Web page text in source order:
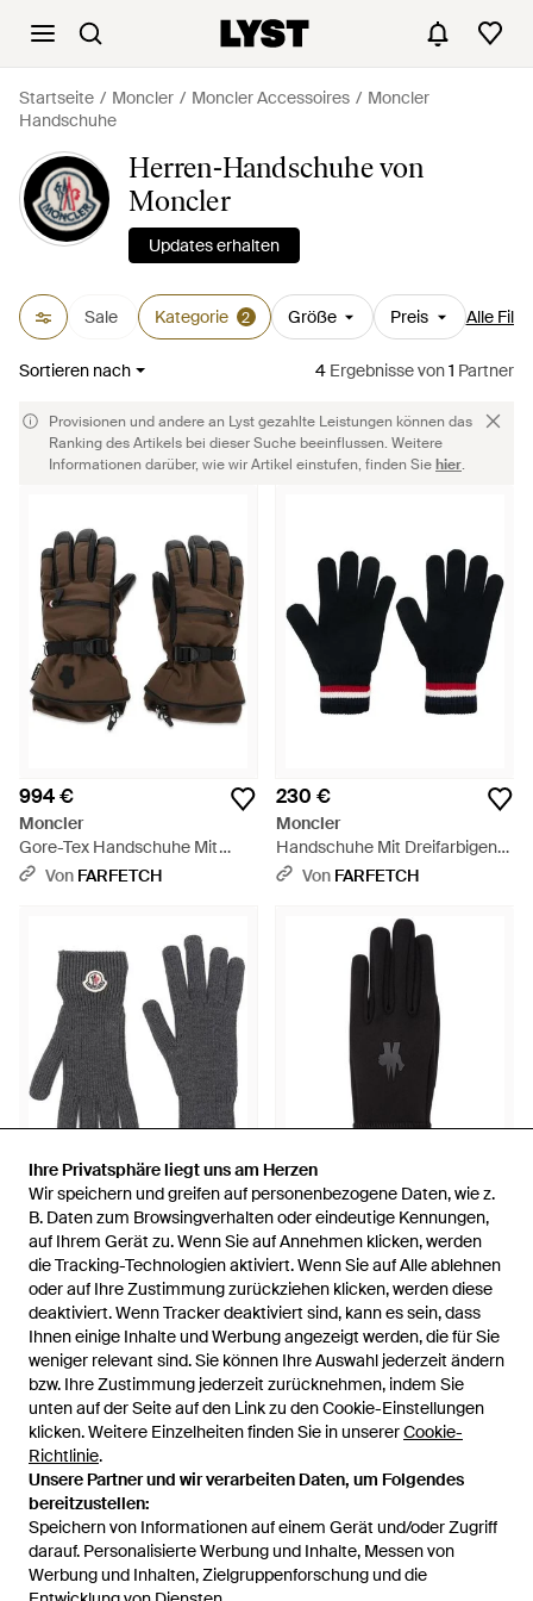
Ihre Privatsphäre liegt uns am Herzen
Wir speichern und greifen auf personenbezogene Daten, wie z.
B. Daten zum Browsingverhalten oder eindeutige Kennungen,
auf Ihrem Gerät zu. Wenn Sie auf Annehmen klicken, werden
die Tracking-Technologien aktiviert. Wenn Sie auf Alle ablehnen
oder auf Ihre Zustimmung zurückziehen klicken, werden diese
deaktiviert. Wenn Tracker deaktiviert sind, kann es sein, dass
Ihnen einige Inhalte und Werbung angezeigt werden, die für Sie
weniger relevant sind. Sie können Ihre Auswahl jederzeit ändern
bzw. Ihre Zustimmung jederzeit zurücknehmen, indem Sie
unten auf der Seite auf den Link zu den Cookie-Einstellungen
klicken. Weitere Einzelheiten finden Sie in unsererCookie-
Richtlinie.
Unsere Partner und wir verarbeiten Daten, um Folgendes
bereitzustellen:
Speichern von Informationen auf einem Gerät und/oder Zugriff
darauf. Personalisierte Werbung und Inhalte, Messen von
Werbung und Inhalten, Zielgruppenforschung und die
Ihre Privatsphäre liegt uns am Herzen
Wir speichern und greifen auf personenbezogene Daten, wie z.
B. Daten zum Browsingverhalten oder eindeutige Kennungen,
auf Ihrem Gerät zu. Wenn Sie auf Annehmen klicken, werden
die Tracking-Technologien aktiviert. Wenn Sie auf Alle ablehnen
oder auf Ihre Zustimmung zurückziehen klicken, werden diese
deaktiviert. Wenn Tracker deaktiviert sind, kann es sein, dass
Ihnen einige Inhalte und Werbung angezeigt werden, die für Sie
weniger relevant sind. Sie können Ihre Auswahl jederzeit ändern
bzw. Ihre Zustimmung jederzeit zurücknehmen, indem Sie
unten auf der Seite auf den Link zu den Cookie-Einstellungen
klicken. Weitere Einzelheiten finden Sie in unsererCookie-
Richtlinie.
Unsere Partner und wir verarbeiten Daten, um Folgendes
bereitzustellen:
Speichern von Informationen auf einem Gerät und/oder Zugriff
darauf. Personalisierte Werbung und Inhalte, Messen von
Werbung und Inhalten, Zielgruppenforschung und die
Startseite Moncler Moncler Accessoires
Moncler
Handschuhe
Herren-Handschuhe von
Moncler
Updates erhalten
Sale Kategorie 2 Größe Preis Alle
Sortieren nach 4 Ergebnissevon1 Partner
Provisionen und andere an Lyst gezahlte Leistungen können das
Ranking des Artikels bei dieser Suche beeinflussen. Weitere
Informationen darüber, wie wir Artikel einstufen, finden Siehier.
994 €
Moncler
Gore-Tex Handschuhe Mit
Kordelzug - Schwarz
Von FARFETCH
230 €
Moncler
Handschuhe Mit Dreifarbigen
Streifen - Schwarz
Von FARFETCH
220 €
Moncler
Handschuhe Aus Geripptem
Strick - Weiß
VonFARFETCH
AUSVERKAUFT
220 €
Moncler
Handschuhe Mit Logo-Detail -
Schwarz
Von FARFETCH
AUSVERKAUFT